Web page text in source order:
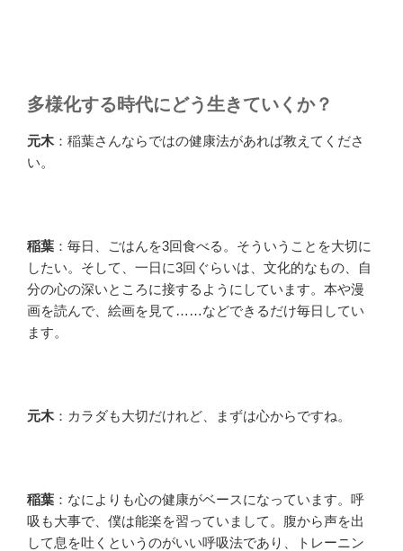
多様化する時代にどう生きていくか？
元木：稲葉さんならではの健康法があれば教えてくださ
い。
稲葉 ：毎日、ごはんを3回食べる。そういうことを大切に
したい。そして、一日に3回ぐらいは、文化的なもの、自
分の心の深いところに接するようにしています。本や漫
画を読んで、絵画を見て……などできるだけ毎日してい
ます。
元木：カラダも大切だけれど、まずは心からですね。
稲葉 ：なによりも心の健康がベースになっています。呼
吸も大事で、僕は能楽を習っていまして。腹から声を出
して息を吐くというのがいい呼吸法であり、トレーニン